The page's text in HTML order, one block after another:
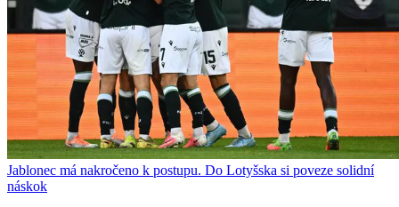
Jablonec má nakročeno k postupu. Do Lotyšska si poveze solidní
náskok